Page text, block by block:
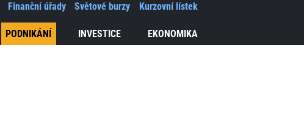
PODNIKÁNÍ INVESTICE EKONOMIKA
Finanční úřady Světové burzy Kurzovní lístek